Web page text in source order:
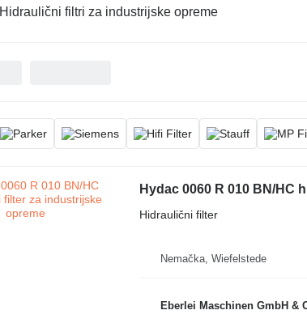
Hidraulični filtri za industrijske opreme
Hydac 0060 R 010 BN/HC
Hidraulični filter
Nemačka, Wiefelstede
Eberlei Maschinen GmbH &